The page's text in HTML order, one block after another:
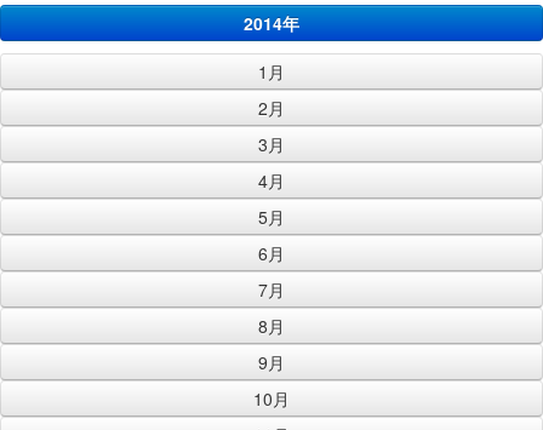
2014年
1月
2月
3月
4月
5月
6月
7月
8月
9月
10月